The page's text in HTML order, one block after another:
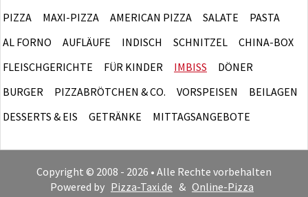
PIZZA MAXI-PIZZA AMERICAN PIZZA SALATE
PASTA
AL FORNO
AUFLÄUFE INDISCH SCHNITZEL
CHINA-BOX
FLEISCHGERICHTE
FÜR KINDER IMBISS
DÖNER
BURGER
PIZZABRÖTCHEN & CO. VORSPEISEN
BEILAGEN
DESSERTS & EIS
GETRÄNKE MITTAGSANGEBOTE
Copyright © 2008 - 2026 • Alle Rechte vorbehalten
Powered by Pizza-Taxi.de & Online-Pizza